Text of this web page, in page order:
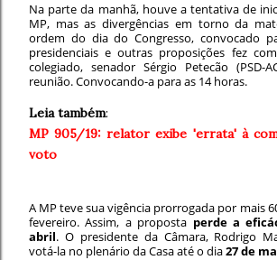
Na parte da manhã, houve a tentativa de
MP, mas as divergências em torno da
ordem do dia do Congresso, convocado
presidenciais e outras proposições fez
colegiado, senador Sérgio Petecão (PSD-
reunião. Convocando-a para as 14 horas.
Leia também:
MP 905/19: relator exibe 'errata' à
voto
A MP teve sua vigência prorrogada por mais
fevereiro. Assim, a proposta perde a
abril. O presidente da Câmara, Rodrigo
votá-la no plenário da Casa até o dia27 de